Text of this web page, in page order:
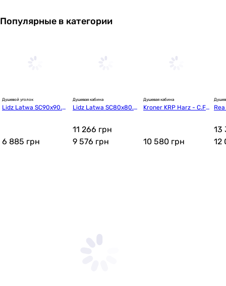
Популярные в категории
Душевой уголок
Lidz Latwa SC90x90.S
6 885 грн
Душевая кабина
Lidz Latwa SC80x80.S
T80x80x26 (LLSC808
0SATMIDGR2SET)
11 266 грн
9 576 грн
Душевая кабина
Kroner KRP Harz - C.F.
10 580 грн
13
12